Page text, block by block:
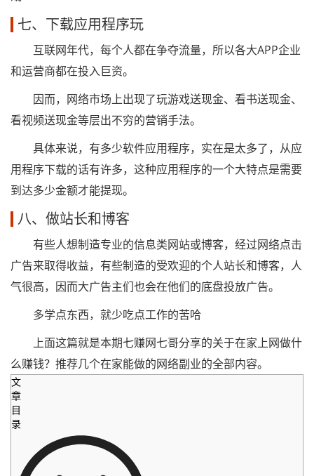
七、下载应用程序玩
互联网年代，每个人都在争夺流量，所以各大APP企业
和运营商都在投入巨资。
因而，网络市场上出现了玩游戏送现金、看书送现金、
看视频送现金等层出不穷的营销手法。
具体来说，有多少软件应用程序，实在是太多了，从应
用程序下载的话有许多，这种应用程序的一个大特点是需要
到达多少金额才能提现。
八、做站长和博客
有些人想制造专业的信息类网站或博客，经过网络点击
广告来取得收益，有些制造的受欢迎的个人站长和博客，人
气很高，因而大广告主们也会在他们的底盘投放广告。
多学点东西，就少吃点工作的苦哈
上面这篇就是本期七赚网七哥分享的关于在家上网做什
么赚钱？推荐几个在家能做的网络副业的全部内容。
文
章
目
录